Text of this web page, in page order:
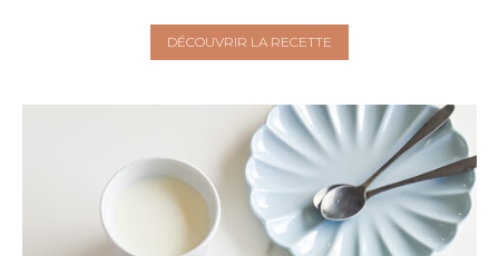
DÉCOUVRIR LA RECETTE